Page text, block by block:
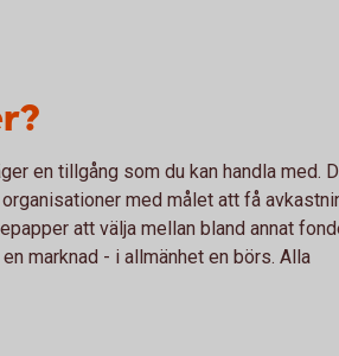
en tillgång som du kan handla med.
med målet att få
att välja mellan bland annat
marknad - i allmänhet en börs. Alla